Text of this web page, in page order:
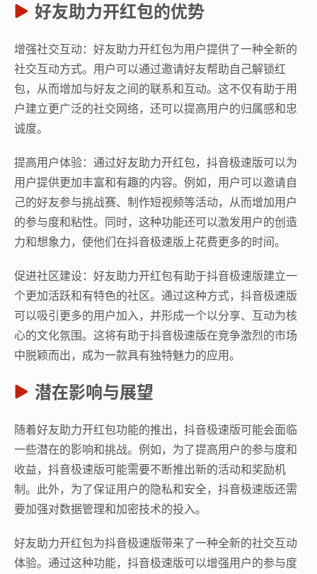
好友助力开红包的优势
增强社交互动：好友助力开红包为用户提供了一种全新的
社交互动方式。用户可以通过邀请好友帮助自己解锁红
包，从而增加与好友之间的联系和互动。这不仅有助于用
户建立更广泛的社交网络，还可以提高用户的归属感和忠
诚度。
提高用户体验：通过好友助力开红包，抖音极速版可以为
用户提供更加丰富和有趣的内容。例如，用户可以邀请自
己的好友参与挑战赛、制作短视频等活动，从而增加用户
的参与度和粘性。同时，这种功能还可以激发用户的创造
力和想象力，使他们在抖音极速版上花费更多的时间。
促进社区建设：好友助力开红包有助于抖音极速版建立一
个更加活跃和有特色的社区。通过这种方式，抖音极速版
可以吸引更多的用户加入，并形成一个以分享、互动为核
心的文化氛围。这将有助于抖音极速版在竞争激烈的市场
中脱颖而出，成为一款具有独特魅力的应用。
潜在影响与展望
随着好友助力开红包功能的推出，抖音极速版可能会面临
一些潜在的影响和挑战。例如，为了提高用户的参与度和
收益，抖音极速版可能需要不断推出新的活动和奖励机
制。此外，为了保证用户的隐私和安全，抖音极速版还需
要加强对数据管理和加密技术的投入。
好友助力开红包为抖音极速版带来了一种全新的社交互动
体验。通过这种功能，抖音极速版可以增强用户的参与度